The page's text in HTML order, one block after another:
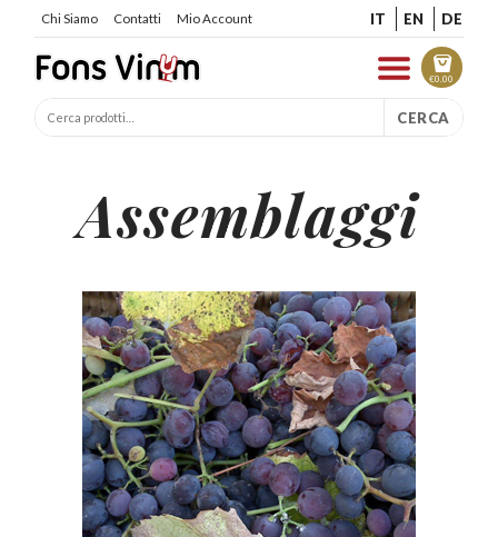
Chi Siamo Contatti Mio Account IT EN DE
€0.00
CERCA
Assemblaggi